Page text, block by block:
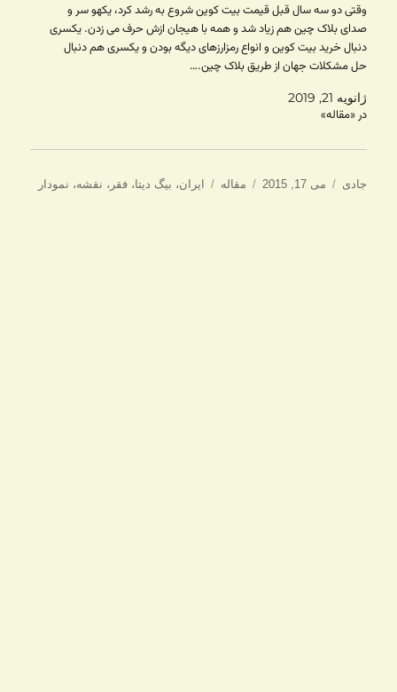
وقتی دو سه سال قبل قیمت بیت کوین شروع به رشد کرد، یکهو سر و
صدای بلاک چین هم زیاد شد و همه با هیجان ازش حرف می زدن. یکسری
دنبال خرید بیت کوین و انواع رمزارزهای دیگه بودن و یکسری هم دنبال
حل مشکلات جهان از طریق بلاک چین.…
ژانویه 21, 2019
در «مقاله»
نویسنده
جادی
ارسال
می 17, 2015 دسته‌ها
مقاله برچسب‌ها
ایران، بیگ دیتا ،فقر ، نقشه، نمودار